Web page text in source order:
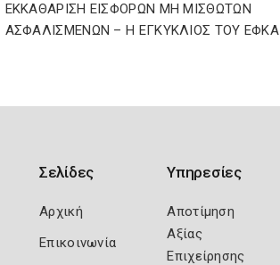
ΕΚΚΑΘΑΡΙΣΗ ΕΙΣΦΟΡΩΝ ΜΗ ΜΙΣΘΩΤΩΝ
ΑΣΦΑΛΙΣΜΕΝΩΝ – Η ΕΓΚΥΚΛΙΟΣ ΤΟΥ ΕΦΚΑ
Σελίδες
Αρχική
Επικοινωνία
Υπηρεσίες
Αποτίμηση
Αξίας
Επιχείρησης